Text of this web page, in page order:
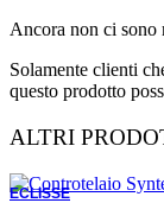
Ancora non ci sono
Solamente clienti
questo prodotto
ALTRI
ECLISSE